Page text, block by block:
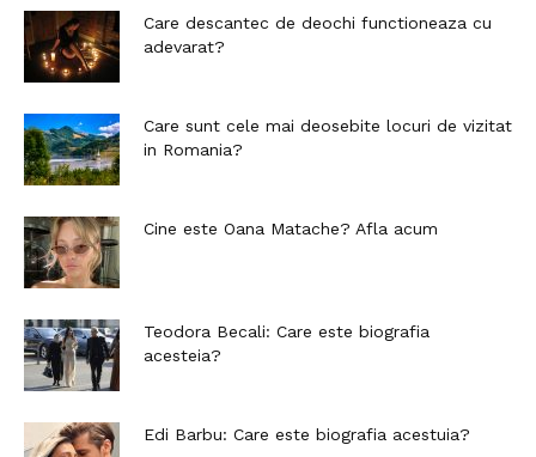
Care descantec de deochi functioneaza cu
adevarat?
Care sunt cele mai deosebite locuri de vizitat
in Romania?
Cine este Oana Matache? Afla acum
Teodora Becali: Care este biografia
acesteia?
Edi Barbu: Care este biografia acestuia?